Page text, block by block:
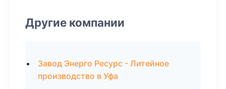
Другие компании
Завод Энерго Ресурс - Литейное
производство в Уфа